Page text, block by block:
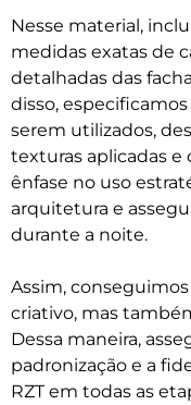
Nesse material,
medidas exatas de
detalhadas das
disso,
serem utilizados,
texturas aplicadas
ênfase no uso
arquitetura e
durante a noite.
Assim,
criativo, mas
Dessa maneira,
padronização e a
RZT em todas as